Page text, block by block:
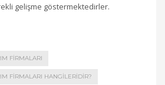
gelişme göstermektedirler.
FIRMALARI
FIRMALARI HANGILERIDIR?